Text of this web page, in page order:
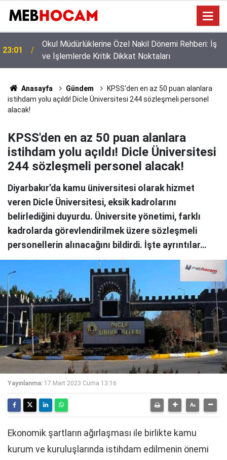
21:02
Norm Güncellemesi Başladı: O Branş
Öğretmenlerine Tayin Yolu Görünebilir
Anasayfa Gündem
KPSS'den en az 50 puan alanlara
istihdam yolu açıldı! Dicle Üniversitesi 244 sözleşmeli personel
alacak!
KPSS'den en az 50 puan alanlara
istihdam yolu açıldı! Dicle Üniversitesi
244 sözleşmeli personel alacak!
Diyarbakır’da kamu üniversitesi olarak hizmet
veren Dicle Üniversitesi, eksik kadrolarını
belirlediğini duyurdu. Üniversite yönetimi, farklı
kadrolarda görevlendirilmek üzere sözleşmeli
personellerin alınacağını bildirdi. İşte ayrıntılar…
Yayınlanma: 17 Mart 2023 Cuma 13:16
Ekonomik şartların ağırlaşması ile birlikte kamu
kurum ve kuruluşlarında istihdam edilmenin önemi